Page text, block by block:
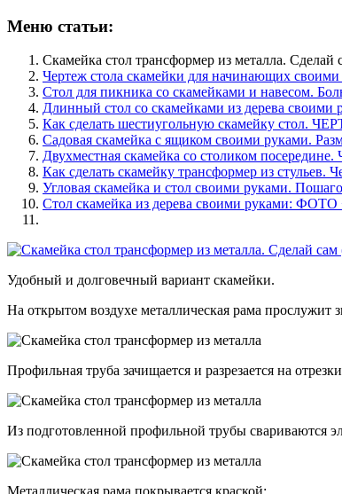
Меню статьи:
Скамейка стол трансформер из металла. Сделай
Чертеж стола скамейки для начинающих
Стол для пикника со скамейками и навесом.
Длинный стол со скамейками из дерева своими
Как сделать шестиугольную скамейку стол.
Садовая скамейка с ящиком своими руками.
Двухместная скамейка со столиком
Как сделать скамейку трансформер из стульев.
Угловая скамейка и стол своими руками.
Стол скамейка из дерева своими руками:
Удобный и долговечный вариант скамейки.
На открытом воздухе металлическая рама прослужит
Профильная труба зачищается и разрезается на
Из подготовленной профильной трубы свариваются